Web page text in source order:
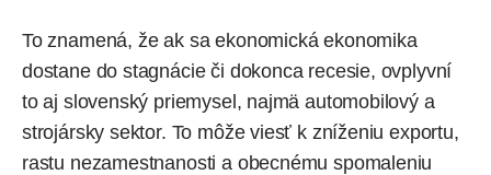
To znamená, že ak sa ekonomická ekonomika
dostane do stagnácie či dokonca recesie, ovplyvní
to aj slovenský priemysel, najmä automobilový a
strojársky sektor. To môže viesť k zníženiu exportu,
rastu nezamestnanosti a obecnému spomaleniu